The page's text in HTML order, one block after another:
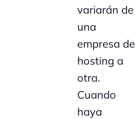
variarán de
una
empresa de
hosting a
otra.
Cuando
haya